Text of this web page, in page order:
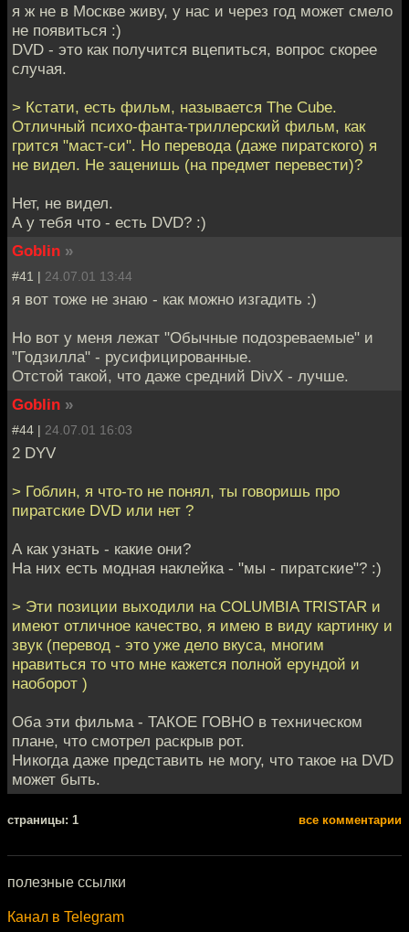
я ж не в Москве живу, у нас и через год может смело
не появиться :)
DVD - это как получится вцепиться, вопрос скорее
случая.
> Кстати, есть фильм, называется The Cube.
Отличный психо-фанта-триллерский фильм, как
грится "маст-си". Но перевода (даже пиратского) я
не видел. Не заценишь (на предмет перевести)?
Нет, не видел.
А у тебя что - есть DVD? :)
Goblin »
#41 | 24.07.01 13:44
я вот тоже не знаю - как можно изгадить :)
Но вот у меня лежат "Обычные подозреваемые" и
"Годзилла" - русифицированные.
Отстой такой, что даже средний DivX - лучше.
Goblin »
#44 | 24.07.01 16:03
2 DYV
> Гоблин, я что-то не понял, ты говоришь про
пиратские DVD или нет ?
А как узнать - какие они?
На них есть модная наклейка - "мы - пиратские"? :)
> Эти позиции выходили на COLUMBIA TRISTAR и
имеют отличное качество, я имею в виду картинку и
звук (перевод - это уже дело вкуса, многим
нравиться то что мне кажется полной ерундой и
наоборот )
Оба эти фильма - ТАКОЕ ГОВНО в техническом
плане, что смотрел раскрыв рот.
Никогда даже представить не могу, что такое на DVD
может быть.
cтраницы: 1 все комментарии
полезные ссылки
Канал в Telegram